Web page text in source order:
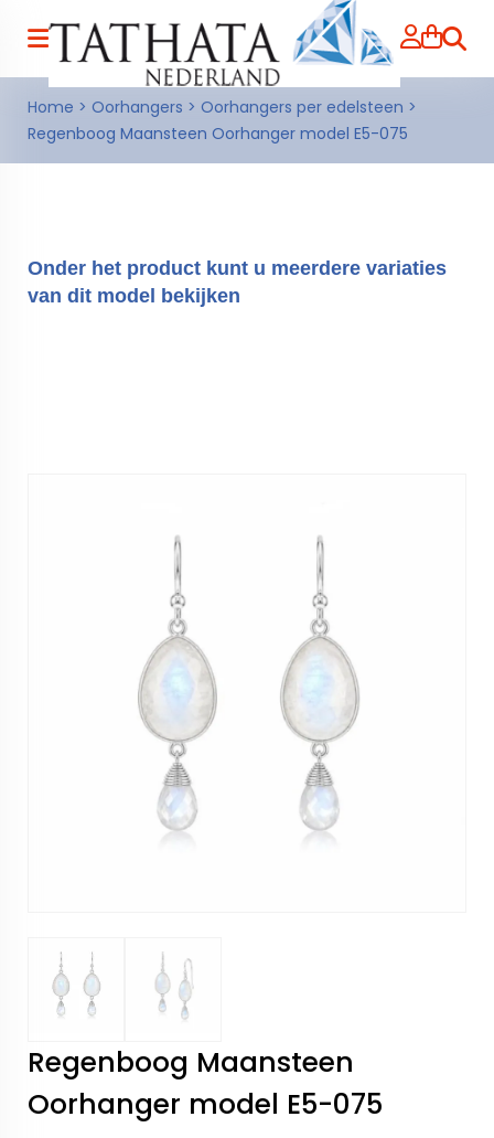
Home > Oorhangers > Oorhangers per edelsteen >
Regenboog Maansteen Oorhanger model E5-075
Onder het product kunt u meerdere variaties
van dit model bekijken
Regenboog Maansteen
Oorhanger model E5-075